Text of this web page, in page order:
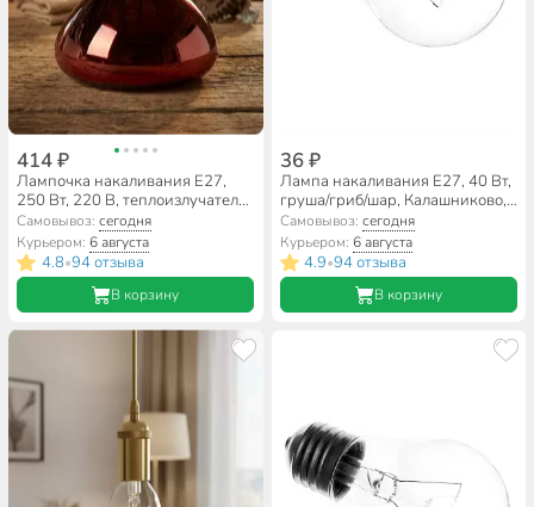
414 ₽
Лампочка накаливания E27,
250 Вт, 220 В, теплоизлучатель,
красная, Калашниково
Самовывоз:сегодня
Курьером:6 августа
4.8•94 отзыва
В корзину
36 ₽
Лампа накаливания E27, 40 Вт,
груша/гриб/шар, Калашниково,
Б 230-40 А50/М50
Самовывоз: сегодня
Курьером: 6 августа
4.9•94 отзыва
В корзину